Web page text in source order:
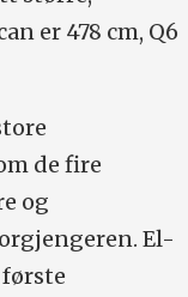
er 478 cm, Q6
de fire
og
El-